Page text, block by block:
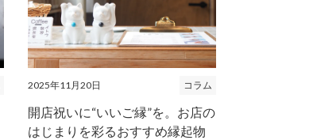
2025年11月20日 コラム
開店祝いに“いいご縁”を。お店の
はじまりを彩るおすすめ縁起物